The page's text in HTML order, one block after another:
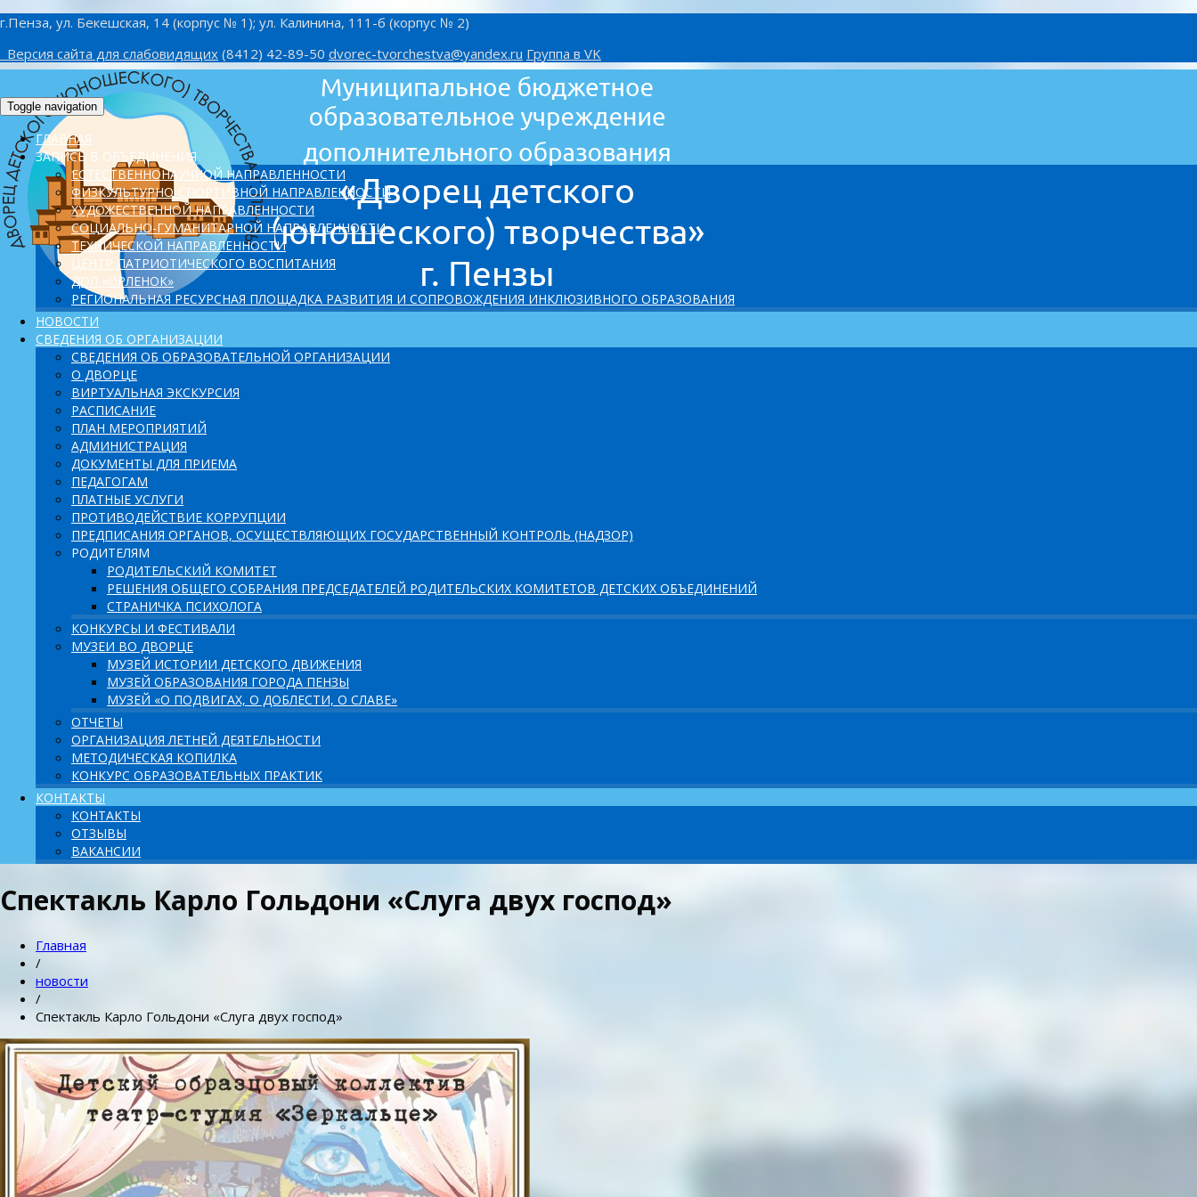
г.Пенза, ул. Бекешская, 14 (корпус № 1); ул. Калинина, 111-б (корпус № 2)
Версия сайта для слабовидящих (8412) 42-89-50 dvorec-tvorchestva@yandex.ru Группа в VK
Toggle navigation
ГЛАВНАЯ
ЗАПИСЬ В ОБЪЕДИНЕНИЯ
ЕСТЕСТВЕННОНАУЧНОЙ НАПРАВЛЕННОСТИ
ФИЗКУЛЬТУРНО-СПОРТИВНОЙ НАПРАВЛЕННОСТИ
ХУДОЖЕСТВЕННОЙ НАПРАВЛЕННОСТИ
СОЦИАЛЬНО-ГУМАНИТАРНОЙ НАПРАВЛЕННОСТИ
ТЕХНИЧЕСКОЙ НАПРАВЛЕННОСТИ
ЦЕНТР ПАТРИОТИЧЕСКОГО ВОСПИТАНИЯ
ДОЛ «ОРЛЕНОК»
PЕГИОНАЛЬНАЯ РЕСУРСНАЯ ПЛОЩАДКА РАЗВИТИЯ И СОПРОВОЖДЕНИЯ ИНКЛЮЗИВНОГО ОБРАЗОВАНИЯ
НОВОСТИ
СВЕДЕНИЯ ОБ ОРГАНИЗАЦИИ
СВЕДЕНИЯ ОБ ОБРАЗОВАТЕЛЬНОЙ ОРГАНИЗАЦИИ
О ДВОРЦЕ
ВИРТУАЛЬНАЯ ЭКСКУРСИЯ
РАСПИСАНИЕ
ПЛАН МЕРОПРИЯТИЙ
АДМИНИСТРАЦИЯ
ДОКУМЕНТЫ ДЛЯ ПРИЕМА
ПЕДАГОГАМ
ПЛАТНЫЕ УСЛУГИ
ПРОТИВОДЕЙСТВИЕ КОРРУПЦИИ
ПРЕДПИСАНИЯ ОРГАНОВ, ОСУЩЕСТВЛЯЮЩИХ ГОСУДАРСТВЕННЫЙ КОНТРОЛЬ (НАДЗОР)
РОДИТЕЛЯМ
РОДИТЕЛЬСКИЙ КОМИТЕТ
РЕШЕНИЯ ОБЩЕГО СОБРАНИЯ ПРЕДСЕДАТЕЛЕЙ РОДИТЕЛЬСКИХ КОМИТЕТОВ ДЕТСКИХ ОБЪЕДИНЕНИЙ
СТРАНИЧКА ПСИХОЛОГА
КОНКУРСЫ И ФЕСТИВАЛИ
МУЗЕИ ВО ДВОРЦЕ
МУЗЕЙ ИСТОРИИ ДЕТСКОГО ДВИЖЕНИЯ
МУЗЕЙ ОБРАЗОВАНИЯ ГОРОДА ПЕНЗЫ
МУЗЕЙ «О ПОДВИГАХ, О ДОБЛЕСТИ, О СЛАВЕ»
ОТЧЕТЫ
ОРГАНИЗАЦИЯ ЛЕТНЕЙ ДЕЯТЕЛЬНОСТИ
МЕТОДИЧЕСКАЯ КОПИЛКА
КОНКУРС ОБРАЗОВАТЕЛЬНЫХ ПРАКТИК
КОНТАКТЫ
КОНТАКТЫ
ОТЗЫВЫ
ВАКАНСИИ
Спектакль Карло Гольдони «Слуга двух господ»
Главная
/
новости
/
Спектакль Карло Гольдони «Слуга двух господ»